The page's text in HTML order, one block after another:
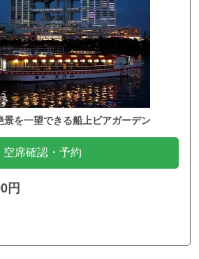
を一望できる船上ビアガーデン
空席確認・予約
円